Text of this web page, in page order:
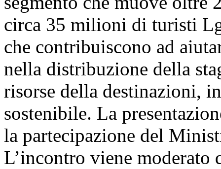
circa 35 milioni di turisti
che contribuiscono ad
nella distribuzione della
risorse della destinazioni,
sostenibile. La
la partecipazione del
L’incontro viene